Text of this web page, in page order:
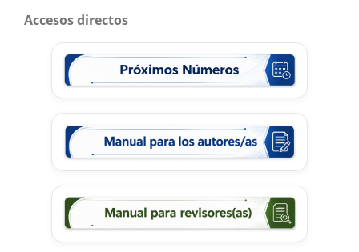
Accesos directos